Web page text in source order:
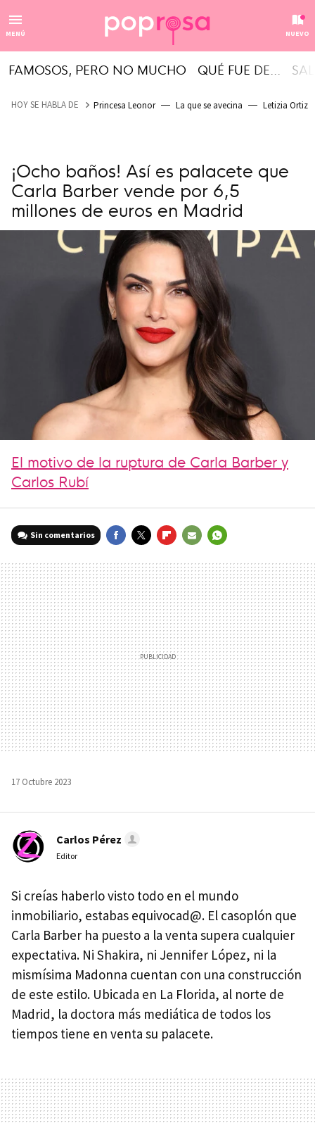
MENÚ NUEVO
FAMOSOS, PERO NO MUCHO QUÉ FUE DE...
HOY SE HABLA DE Princesa Leonor La que se avecina Letizia Ortiz
¡Ocho baños! Así es palacete que
Carla Barber vende por 6,5
millones de euros en Madrid
El motivo de la ruptura de Carla Barber y
Carlos Rubí
Sin comentarios
MAIL
17 Octubre 2023
Carlos Pérez
Editor
Si creías haberlo visto todo en el mundo
inmobiliario, estabas equivocad@. El casoplón que
Carla Barber ha puesto a la venta supera cualquier
expectativa. Ni Shakira, ni Jennifer López, ni la
mismísima Madonna cuentan con una construcción
de este estilo. Ubicada en La Florida, al norte de
Madrid, la doctora más mediática de todos los
tiempos tiene en venta su palacete.